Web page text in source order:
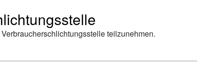
teilzunehmen.